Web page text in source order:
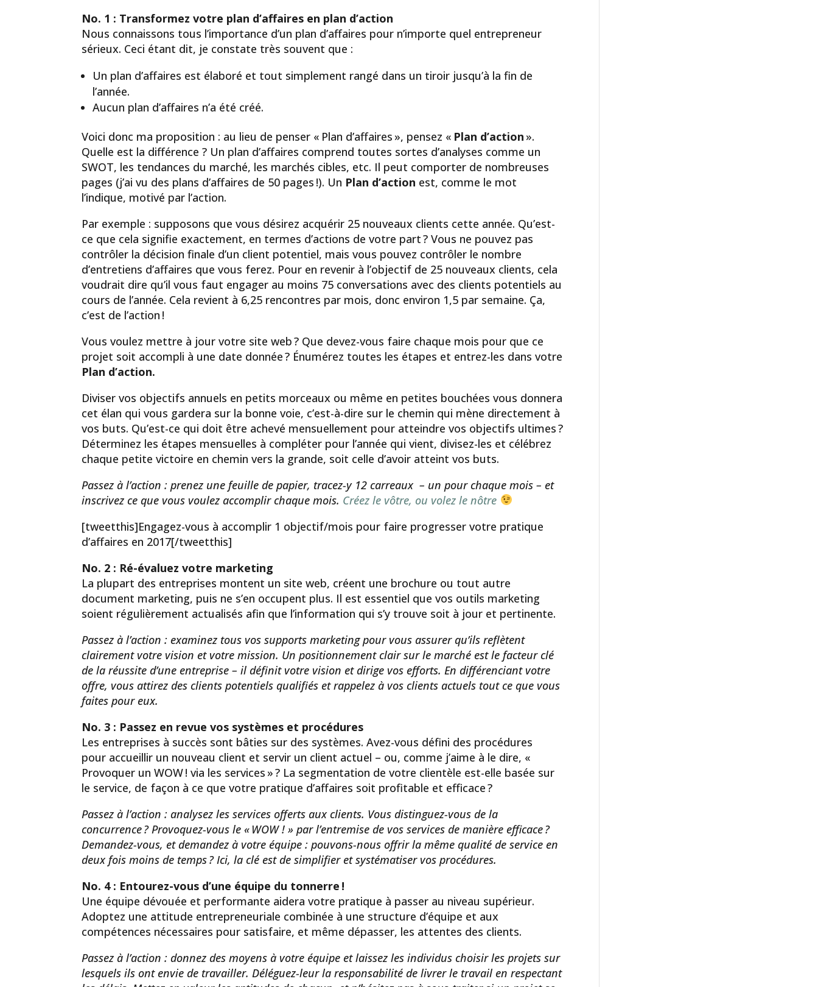
No. 1 : Transformez votre plan d’affaires en plan d’action
Nous connaissons tous l’importance d’un plan d’affaires pour n’importe quel entrepreneur
sérieux. Ceci étant dit, je constate très souvent que :
Un plan d’affaires est élaboré et tout simplement rangé dans un tiroir jusqu’à la fin de
l’année.
Aucun plan d’affaires n’a été créé.
Voici donc ma proposition : au lieu de penser « Plan d’affaires », pensez « Plan d’action ».
Quelle est la différence ? Un plan d’affaires comprend toutes sortes d’analyses comme un
SWOT, les tendances du marché, les marchés cibles, etc. Il peut comporter de nombreuses
pages (j’ai vu des plans d’affaires de 50 pages !). Un Plan d’action est, comme le mot
l’indique, motivé par l’action.
Par exemple : supposons que vous désirez acquérir 25 nouveaux clients cette année. Qu’est-
ce que cela signifie exactement, en termes d’actions de votre part ? Vous ne pouvez pas
contrôler la décision finale d’un client potentiel, mais vous pouvez contrôler le nombre
d’entretiens d’affaires que vous ferez. Pour en revenir à l’objectif de 25 nouveaux clients, cela
voudrait dire qu’il vous faut engager au moins 75 conversations avec des clients potentiels au
cours de l’année. Cela revient à 6,25 rencontres par mois, donc environ 1,5 par semaine. Ça,
c’est de l’action !
Vous voulez mettre à jour votre site web ? Que devez-vous faire chaque mois pour que ce
projet soit accompli à une date donnée ? Énumérez toutes les étapes et entrez-les dans votre
Plan d’action.
Diviser vos objectifs annuels en petits morceaux ou même en petites bouchées vous donnera
cet élan qui vous gardera sur la bonne voie, c’est-à-dire sur le chemin qui mène directement à
vos buts. Qu’est-ce qui doit être achevé mensuellement pour atteindre vos objectifs ultimes ?
Déterminez les étapes mensuelles à compléter pour l’année qui vient, divisez-les et célébrez
chaque petite victoire en chemin vers la grande, soit celle d’avoir atteint vos buts.
Passez à l’action : prenez une feuille de papier, tracez-y 12 carreaux – un pour chaque mois – et
inscrivez ce que vous voulez accomplir chaque mois. Créez le vôtre, ou volez le nôtre
[tweetthis]Engagez-vous à accomplir 1 objectif/mois pour faire progresser votre pratique
d’affaires en 2017[/tweetthis]
No. 2 : Ré-évaluez votre marketing
La plupart des entreprises montent un site web, créent une brochure ou tout autre
document marketing, puis ne s’en occupent plus. Il est essentiel que vos outils marketing
soient régulièrement actualisés afin que l’information qui s’y trouve soit à jour et pertinente.
Passez à l’action : examinez tous vos supports marketing pour vous assurer qu’ils reflètent
clairement votre vision et votre mission. Un positionnement clair sur le marché est le facteur clé
de la réussite d’une entreprise – il définit votre vision et dirige vos efforts. En différenciant votre
offre, vous attirez des clients potentiels qualifiés et rappelez à vos clients actuels tout ce que vous
faites pour eux.
No. 3 : Passez en revue vos systèmes et procédures
Les entreprises à succès sont bâties sur des systèmes. Avez-vous défini des procédures
pour accueillir un nouveau client et servir un client actuel – ou, comme j’aime à le dire, «
Provoquer un WOW ! via les services » ? La segmentation de votre clientèle est-elle basée sur
le service, de façon à ce que votre pratique d’affaires soit profitable et efficace ?
Passez à l’action : analysez les services offerts aux clients. Vous distinguez-vous de la
concurrence ? Provoquez-vous le « WOW ! » par l’entremise de vos services de manière efficace ?
Demandez-vous, et demandez à votre équipe : pouvons-nous offrir la même qualité de service en
deux fois moins de temps ? Ici, la clé est de simplifier et systématiser vos procédures.
No. 4 : Entourez-vous d’une équipe du tonnerre !
Une équipe dévouée et performante aidera votre pratique à passer au niveau supérieur.
Adoptez une attitude entrepreneuriale combinée à une structure d’équipe et aux
compétences nécessaires pour satisfaire, et même dépasser, les attentes des clients.
Passez à l’action : donnez des moyens à votre équipe et laissez les individus choisir les projets sur
lesquels ils ont envie de travailler. Déléguez-leur la responsabilité de livrer le travail en respectant